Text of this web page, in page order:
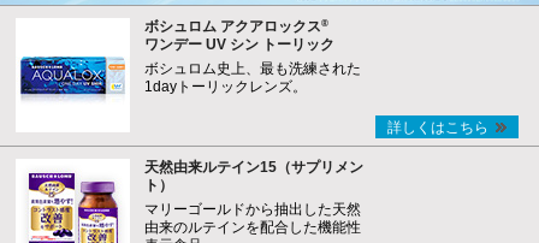
ボシュロム アクアロックス®
ワンデー UV シン トーリック
ボシュロム史上、最も洗練された
1dayトーリックレンズ。
詳しくはこちら
天然由来ルテイン15（サプリメン
ト）
マリーゴールドから抽出した天然
由来のルテインを配合した機能性